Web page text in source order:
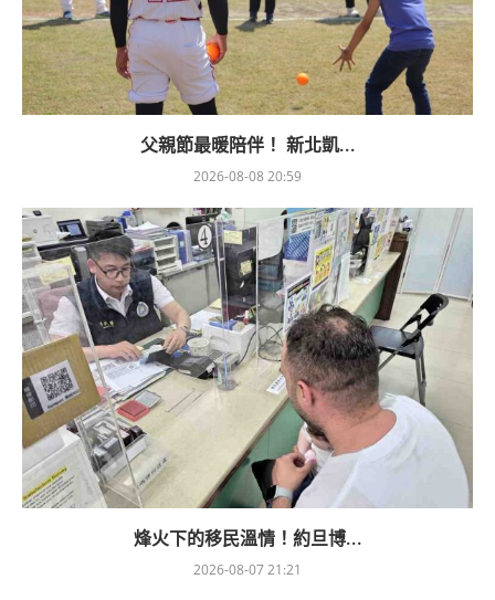
父親節最暖陪伴！ 新北凱...
2026-08-08 20:59
烽火下的移民溫情！約旦博...
2026-08-07 21:21